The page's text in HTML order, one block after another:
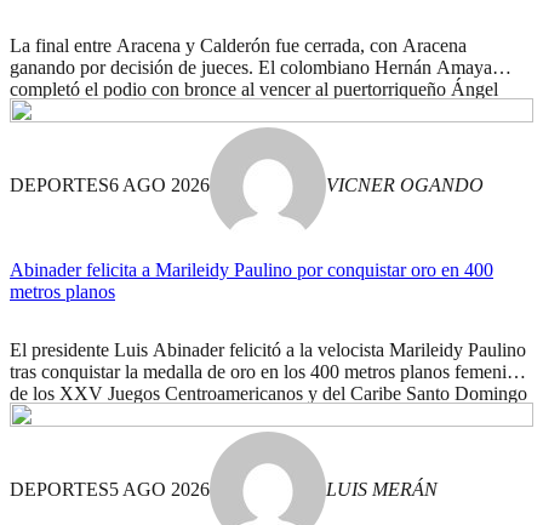
La final entre Aracena y Calderón fue cerrada, con Aracena
ganando por decisión de jueces. El colombiano Hernán Amaya
completó el podio con bronce al vencer al puertorriqueño Ángel
Cancel.
DEPORTES6 AGO 2026 VICNER OGANDO
Abinader felicita a Marileidy Paulino por conquistar oro en 400
metros planos
El presidente Luis Abinader felicitó a la velocista Marileidy Paulino
tras conquistar la medalla de oro en los 400 metros planos femeninos
de los XXV Juegos Centroamericanos y del Caribe Santo Domingo
2026, y destacó que su triunfo llena de orgullo a la República
Dominicana. A través de una publicación en su cuenta de Instagram,
DEPORTES5 AGO 2026 LUIS MERÁN